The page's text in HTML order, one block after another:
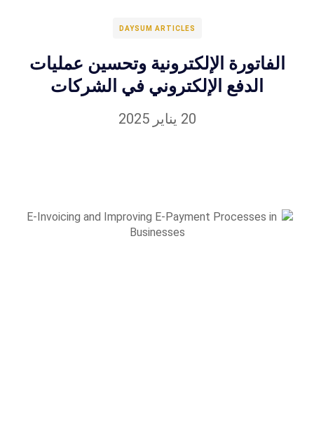
DAYSUM ARTICLES
الفاتورة الإلكترونية وتحسين عمليات
الدفع الإلكتروني في الشركات
20 يناير 2025